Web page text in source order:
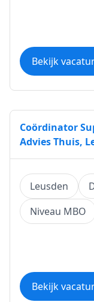
Bekijk
Coördinator
Advies Thuis,
Leusden
Niveau MBO
Bekijk